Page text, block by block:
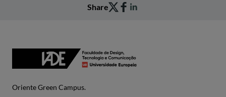
Share
Oriente Green Campus.